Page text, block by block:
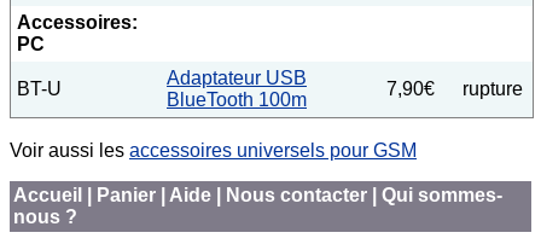
Accessoires:
PC
BT-U
Adaptateur USB
BlueTooth 100m
7,90€ rupture
Voir aussi les accessoires universels pour GSM
Accueil Panier Aide Nous contacter
Qui sommes-
nous ?